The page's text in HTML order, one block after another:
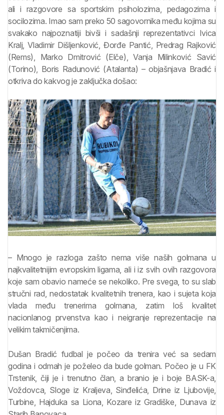
ali i razgovore sa sportskim psiholozima, pedagozima i
socilozima. Imao sam preko 50 sagovornika među kojima su
svakako najpoznatiji bivši i sadašnji reprezentativci Ivica
Kralj, Vladimir Dišljenković, Đorđe Pantić, Predrag Rajković
(Rems), Marko Dmitrović (Elče), Vanja Milinković Savić
(Torino), Boris Radunović (Atalanta) – objašnjava Bradić i
otkriva do kakvog je zaključka došao:
– Mnogo je razloga zašto nema više naših golmana u
najkvalitetnijim evropskim ligama, ali i iz svih ovih razgovora
koje sam obavio nameće se nekoliko. Pre svega, to su slab
stručni rad, nedostatak kvalitetnih trenera, kao i sujeta koja
vlada među trenerima golmana, zatim loš kvalitet
nacionlanog prvenstva kao i neigranje reprezentacije na
velikim takmičenjima.
Dušan Bradić fudbal je počeo da trenira već sa sedam
godina i odmah je poželeo da bude golman. Počeo je u FK
Trstenik, čiji je i trenutno član, a branio je i boje BASK-a,
Voždovca, Sloge iz Kraljeva, Sinđelića, Drine iz Ljubovije,
Turbine, Hajduka sa Liona, Kozare iz Gradiške, Dunava iz